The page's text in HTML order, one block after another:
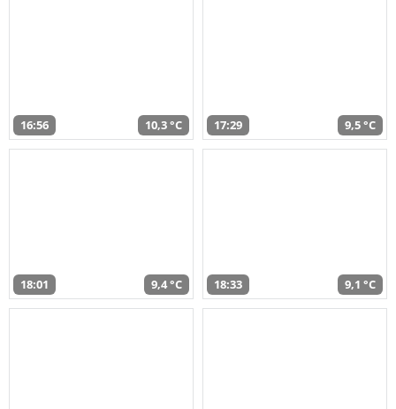
16:56 10,3 °C 17:29 9,5 °C
18:01 9,4 °C 18:33 9,1 °C